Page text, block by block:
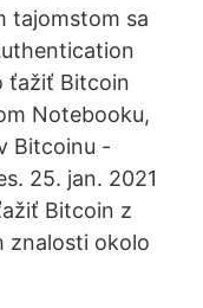
tajomstom sa
ťažiť Bitcoin
Notebooku,
Bitcoinu -
25. jan. 2021
Bitcoin z
znalosti okolo